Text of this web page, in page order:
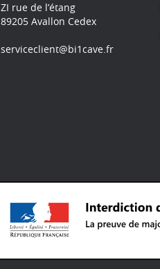
ZI rue de l’étang
89205 Avallon Cedex
serviceclient@bi1cave.fr